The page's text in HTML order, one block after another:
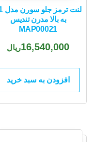
لنت
به بالا مدرن تندیس
MAP00021
16,540,000ریال
افزودن به سبد خرید